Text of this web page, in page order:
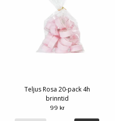
Teljus Rosa 20-pack 4h
brinntid
99 kr